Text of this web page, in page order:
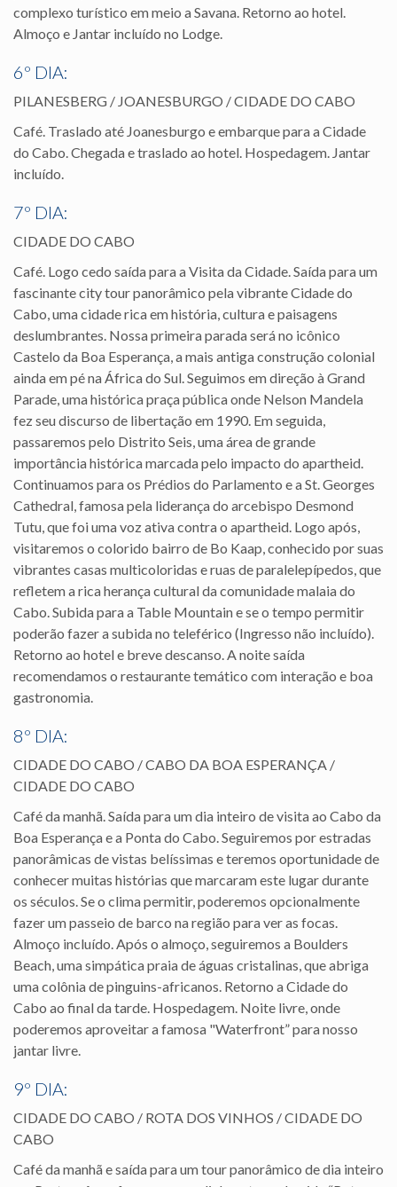
complexo turístico em meio a Savana. Retorno ao hotel.
Almoço e Jantar incluído no Lodge.
6º DIA:
PILANESBERG / JOANESBURGO / CIDADE DO CABO
Café. Traslado até Joanesburgo e embarque para a Cidade
do Cabo. Chegada e traslado ao hotel. Hospedagem. Jantar
incluído.
7º DIA:
CIDADE DO CABO
Café. Logo cedo saída para a Visita da Cidade. Saída para um
fascinante city tour panorâmico pela vibrante Cidade do
Cabo, uma cidade rica em história, cultura e paisagens
deslumbrantes. Nossa primeira parada será no icônico
Castelo da Boa Esperança, a mais antiga construção colonial
ainda em pé na África do Sul. Seguimos em direção à Grand
Parade, uma histórica praça pública onde Nelson Mandela
fez seu discurso de libertação em 1990. Em seguida,
passaremos pelo Distrito Seis, uma área de grande
importância histórica marcada pelo impacto do apartheid.
Continuamos para os Prédios do Parlamento e a St. Georges
Cathedral, famosa pela liderança do arcebispo Desmond
Tutu, que foi uma voz ativa contra o apartheid. Logo após,
visitaremos o colorido bairro de Bo Kaap, conhecido por suas
vibrantes casas multicoloridas e ruas de paralelepípedos, que
refletem a rica herança cultural da comunidade malaia do
Cabo. Subida para a Table Mountain e se o tempo permitir
poderão fazer a subida no teleférico (Ingresso não incluído).
Retorno ao hotel e breve descanso. A noite saída
recomendamos o restaurante temático com interação e boa
gastronomia.
8º DIA:
CIDADE DO CABO / CABO DA BOA ESPERANÇA /
CIDADE DO CABO
Café da manhã. Saída para um dia inteiro de visita ao Cabo da
Boa Esperança e a Ponta do Cabo. Seguiremos por estradas
panorâmicas de vistas belíssimas e teremos oportunidade de
conhecer muitas histórias que marcaram este lugar durante
os séculos. Se o clima permitir, poderemos opcionalmente
fazer um passeio de barco na região para ver as focas.
Almoço incluído. Após o almoço, seguiremos a Boulders
Beach, uma simpática praia de águas cristalinas, que abriga
uma colônia de pinguins-africanos. Retorno a Cidade do
Cabo ao final da tarde. Hospedagem. Noite livre, onde
poderemos aproveitar a famosa "Waterfront” para nosso
jantar livre.
9º DIA:
CIDADE DO CABO / ROTA DOS VINHOS / CIDADE DO
CABO
Café da manhã e saída para um tour panorâmico de dia inteiro